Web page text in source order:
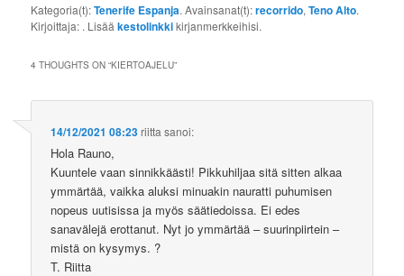
Kategoria(t):Tenerife Espanja. Avainsanat(t):recorrido,Teno Alto.
Kirjoittaja: . Lisääkestolinkkikirjanmerkkeihisi.
4 THOUGHTS ON “KIERTOAJELU”
14/12/2021 08:23riitta sanoi:
Hola Rauno,
Kuuntele vaan sinnikkäästi! Pikkuhiljaa sitä sitten alkaa
ymmärtää, vaikka aluksi minuakin nauratti puhumisen
nopeus uutisissa ja myös säätiedoissa. Ei edes
sanavälejä erottanut. Nyt jo ymmärtää – suurinpiirtein –
mistä on kysymys. ?
T. Riitta